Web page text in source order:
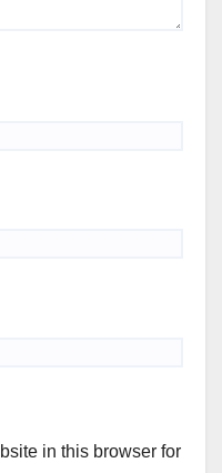
in this browser for